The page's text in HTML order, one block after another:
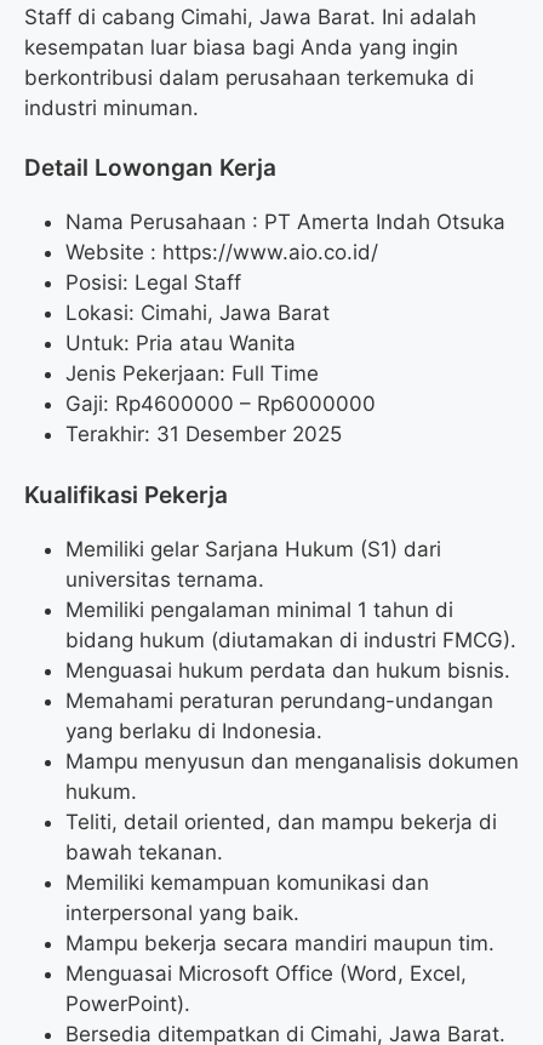
Staff di cabang Cimahi, Jawa Barat. Ini adalah
kesempatan luar biasa bagi Anda yang ingin
berkontribusi dalam perusahaan terkemuka di
industri minuman.
Detail Lowongan Kerja
Nama Perusahaan : PT Amerta Indah Otsuka
Website : https://www.aio.co.id/
Posisi: Legal Staff
Lokasi: Cimahi, Jawa Barat
Untuk: Pria atau Wanita
Jenis Pekerjaan: Full Time
Gaji: Rp4600000 – Rp6000000
Terakhir: 31 Desember 2025
Kualifikasi Pekerja
Memiliki gelar Sarjana Hukum (S1) dari
universitas ternama.
Memiliki pengalaman minimal 1 tahun di
bidang hukum (diutamakan di industri FMCG).
Menguasai hukum perdata dan hukum bisnis.
Memahami peraturan perundang-undangan
yang berlaku di Indonesia.
Mampu menyusun dan menganalisis dokumen
hukum.
Teliti, detail oriented, dan mampu bekerja di
bawah tekanan.
Memiliki kemampuan komunikasi dan
interpersonal yang baik.
Mampu bekerja secara mandiri maupun tim.
Menguasai Microsoft Office (Word, Excel,
PowerPoint).
Bersedia ditempatkan di Cimahi, Jawa Barat.